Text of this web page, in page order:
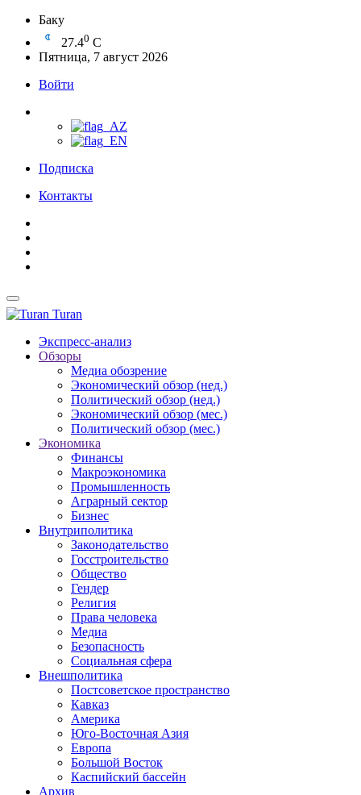
Баку
27.40 C
Пятница, 7 август 2026
Войти
Подписка
Контакты
Turan
Экспресс-анализ
Обзоры
Медиа обозрение
Экономический обзор (нед.)
Политический обзор (нед.)
Экономический обзор (мес.)
Политический обзор (мес.)
Экономика
Финансы
Макроэкономика
Промышленность
Аграрный сектор
Бизнес
Внутриполитика
Законодательство
Госстроительство
Общество
Гендер
Религия
Права человека
Медиа
Безопасность
Социальная сфера
Внешполитика
Постсоветское пространство
Кавказ
Америка
Юго-Восточная Азия
Европа
Большой Восток
Каспийский бассейн
Архив